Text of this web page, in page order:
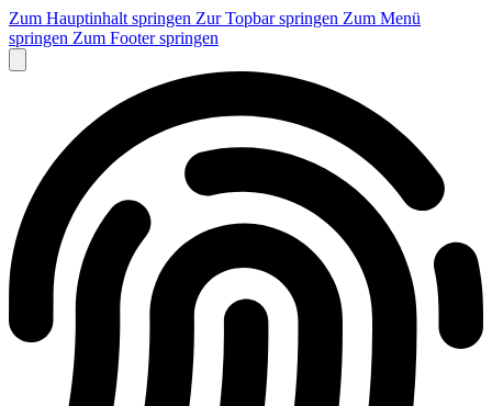
Zum Hauptinhalt springen Zur Topbar springen Zum Menü
springen Zum Footer springen